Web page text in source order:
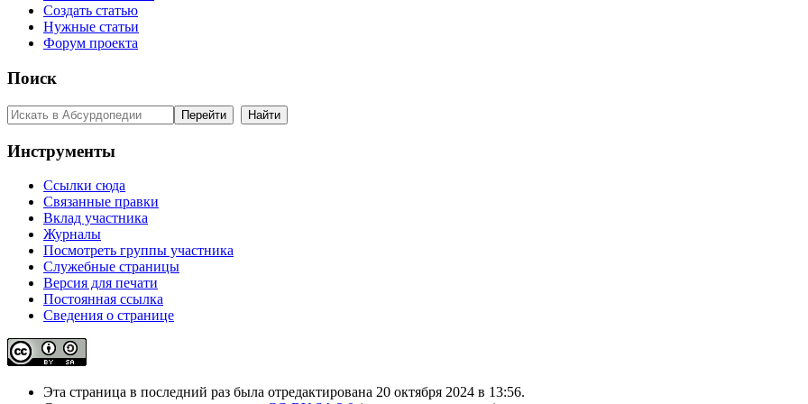
Создать статью
Нужные статьи
Форум проекта
Поиск
Инструменты
Ссылки сюда
Связанные правки
Вклад участника
Журналы
Посмотреть группы участника
Служебные страницы
Версия для печати
Постоянная ссылка
Сведения о странице
Эта страница в последний раз была отредактирована 20 октября 2024 в 13:56.